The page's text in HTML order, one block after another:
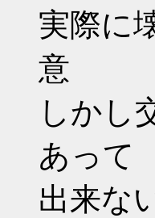
実際に
意
しかし
あって
出来な